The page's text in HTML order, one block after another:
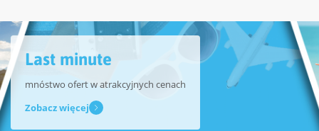
Last minute
mnóstwo ofert w atrakcyjnych cenach
Zobacz więcej